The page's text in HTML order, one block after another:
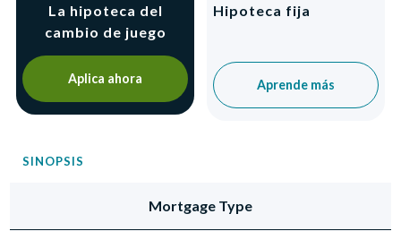
La hipoteca del
cambio de juego
Aplica ahora
Hipoteca fija
Aprende más
SINOPSIS
Mortgage Type